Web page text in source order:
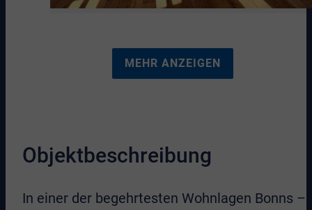
MEHR ANZEIGEN
Objektbeschreibung
In einer der begehrtesten Wohnlagen Bonns –